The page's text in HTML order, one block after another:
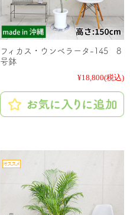
フィカス・ウンベラータ-145 8
号鉢
¥18,800(税込)